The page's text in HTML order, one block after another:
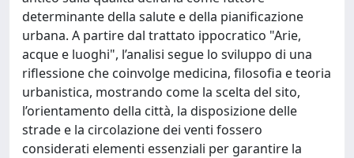
determinante della salute e della pianificazione
urbana. A partire dal trattato ippocratico "Arie,
acque e luoghi", l’analisi segue lo sviluppo di una
riflessione che coinvolge medicina, filosofia e teoria
urbanistica, mostrando come la scelta del sito,
l’orientamento della città, la disposizione delle
strade e la circolazione dei venti fossero
considerati elementi essenziali per garantire la